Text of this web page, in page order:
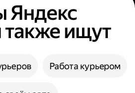
Яндекс
также ищут
Работа курьером